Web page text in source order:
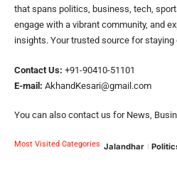
that spans politics, business, tech,
engage with a vibrant community, and
insights. Your trusted source for
Contact Us: +91-90410-51101
E-mail: AkhandKesari@gmail.com
You can also contact us for News,
Most Visited Categories Jalandhar